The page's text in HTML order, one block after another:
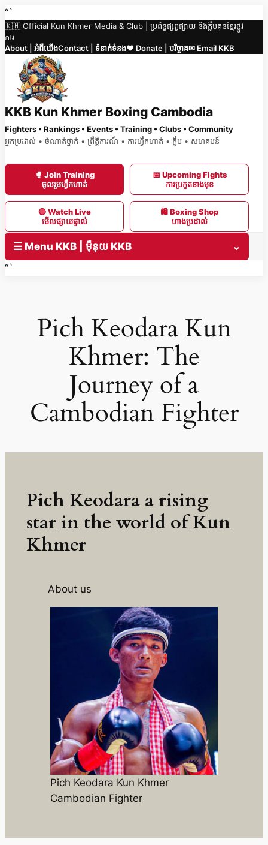
Skip
to
content
“`
🇰🇭 Official Kun Khmer Media & Club | ប្រព័ន្ធផ្សព្វផ្សាយ និងក្លឹបគុនខ្មែរផ្លូវ
ការ
About | អំពីយើងContact | ទំនាក់ទំនង❤️ Donate | បរិច្ចាគ✉ Email KKB
KKB Kun Khmer Boxing Cambodia
Fighters • Rankings • Events • Training • Clubs • Community
អ្នកប្រដាល់ • ចំណាត់ថ្នាក់ • ព្រឹត្តិការណ៍ • ការហ្វឹកហាត់ • ក្លឹប • សហគមន៍
🥊 Join Training
ចូលរួមហ្វឹកហាត់
📅 Upcoming Fights
ការប្រកួតខាងមុខ
🔴 Watch Live
មើលផ្សាយផ្ទាល់
🛍 Boxing Shop
ហាងប្រដាល់
☰ Menu KKB | ម៉ឺនុយ KKB
⌄
“`
Pich Keodara Kun
Khmer: The
Journey of a
Cambodian Fighter
Pich Keodara a rising
star in the world of Kun
Khmer
About us
Pich Keodara Kun Khmer
Cambodian Fighter